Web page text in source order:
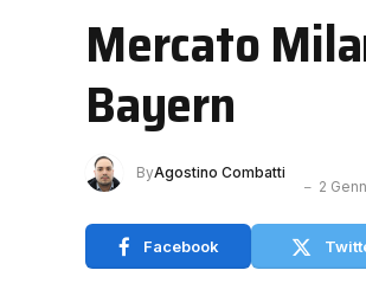
Mercato
Bayern
ByAgostino Combatti
2
Facebook